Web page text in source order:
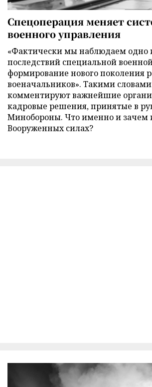
Спецоперация меняет
военного управления
«Фактически мы наблюдаем
последствий специальной
формирование нового поколения
военачальников». Такими
комментируют важнейшие
кадровые решения, принятые в
Минобороны. Что именно и зачем
Вооруженных силах?